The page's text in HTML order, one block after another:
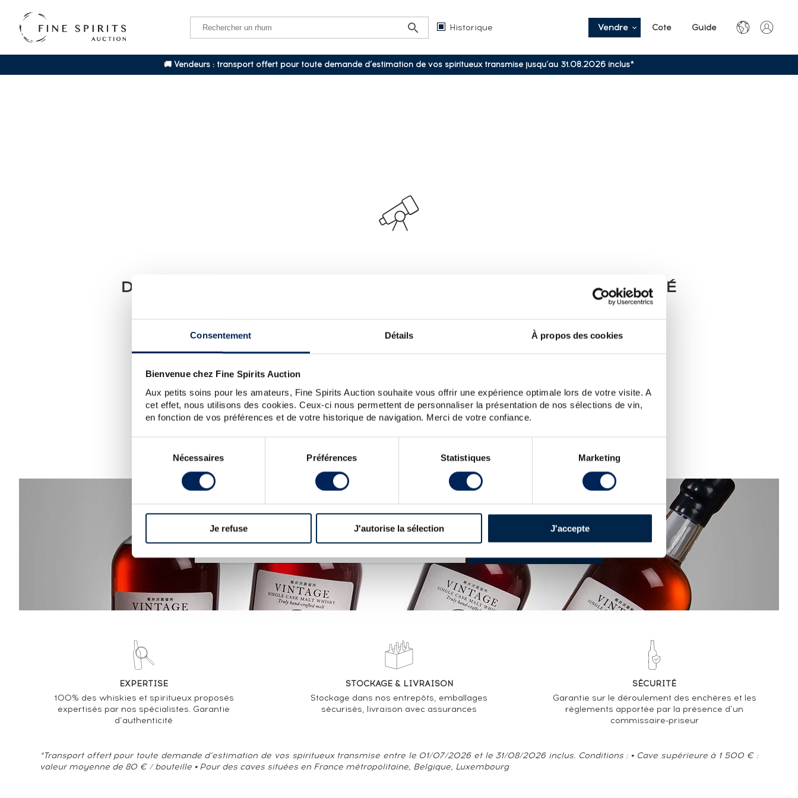
Consentement Détails À propos des cookies
Bienvenue chez Fine Spirits Auction
Aux petits soins pour les amateurs, Fine Spirits Auction souhaite vous offrir une expérience optimale lors de votre visite. A
cet effet, nous utilisons des cookies. Ceux-ci nous permettent de personnaliser la présentation de nos sélections de vin,
en fonction de vos préférences et de votre historique de navigation. Merci de votre confiance.
consentement
Nécessaires Préférences Statistiques Marketing
Je refuse J'autorise la sélection J'accepte
Historique Vendre Cote Guide
🚚 Vendeurs : transport offert pour toute demande d’estimation de vos spiritueux transmise jusqu’au 31.08.2026 inclus*
DÉSOLÉ, NOUS NE TROUVONS PAS LE SPIRITUEUX RECHERCHÉ
Notre conseil :vérifiez l’orthographe, l’ordre des mots, ou simplifiez votre demande (un seul mot clé)...
Vous pouvez également créer une alerte en cliquant sur le bouton ci-dessous.
Créer une alerte
LES DERNIÈRES ACTUALITÉS
EXPERTISE
100% des whiskies et spiritueux proposés
expertisés par nos spécialistes. Garantie
d’authenticité
STOCKAGE & LIVRAISON
Stockage dans nos entrepôts, emballages
sécurisés, livraison avec assurances
SÉCURITÉ
Garantie sur le déroulement des enchères et les
règlements apportée par la présence d’un
commissaire-priseur
*Transport offert pour toute demande d’estimation de vos spiritueux transmise entre le 01/07/2026 et le 31/08/2026 inclus. Conditions : • Cave supérieure à 1 500 € :
valeur moyenne de 80 € / bouteille • Pour des caves situées en France métropolitaine, Belgique, Luxembourg